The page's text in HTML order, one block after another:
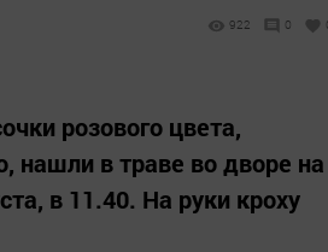
922 0
розового цвета,
нашли в траве во дворе на
в 11.40. На руки кроху